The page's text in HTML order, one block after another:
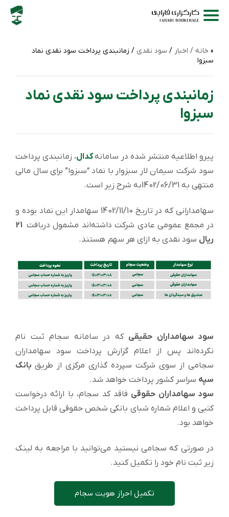
خانه / اخبار / سود نقدی / زمانبندی پرداخت سود نقدی نماد
سبزوا
زمانبندی پرداخت سود نقدی نماد
سبزوا
پیرو اطلاعیه منتشر شده در سامانهکدال، زمانبندی پرداخت
سود شركت سیمان لار سبزوار با نماد “سبزوا” برای سال مالی
منتهی به 1402/06/31به شرح زیر است.
سهامدارانی که در تاریخ 1402/11/10 سهامدار این نماد بوده و
در مجمع عمومی عادی شرکت داشته‌اند مشمول دریافت 21
ریال سود نقدی به ازای هر سهم هستند.
سود سهامداران حقیقی که در سامانه سجام ثبت نام
نکرده‌اند پس از اعلام گزارش پرداخت سود سهامداران
سجامی از سوی شرکت سپرده گذاری مرکزی از طریق بانک
سپه سراسر کشور پرداخت خواهد شد.
سود سهامداران حقوقی فاقد کد سجام، با ارائه درخواست
کتبی و اعلام شماره شبای بانکی شخص حقوقی قابل پرداخت
خواهد بود.
در صورتی که سجامی نیستید می‌توانید با مراجعه به لینک
زیر ثبت نام خود را تکمیل کنید.
تکمیل احراز هویت سجام